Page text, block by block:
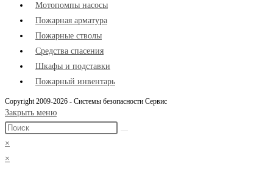
Мотопомпы насосы
Пожарная арматура
Пожарные стволы
Средства спасения
Шкафы и подставки
Пожарный инвентарь
Copyright 2009-2026 - Системы безопасности Сервис
Закрыть меню
×
×